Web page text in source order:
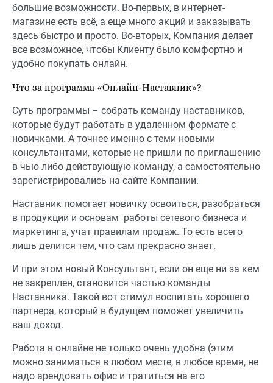
большие возможности. Во-первых, в интернет-
магазине есть всё, а еще много акций и заказывать
здесь быстро и просто. Во-вторых, Компания делает
все возможное, чтобы Клиенту было комфортно и
удобно покупать онлайн.
Что за программа «Онлайн-Наставник»?
Суть программы – собрать команду наставников,
которые будут работать в удаленном формате с
новичками. А точнее именно с теми новыми
консультантами, которые не пришли по приглашению
в чью-либо действующую команду, а самостоятельно
зарегистрировались на сайте Компании.
Наставник помогает новичку освоиться, разобраться
в продукции и основам работы сетевого бизнеса и
маркетинга, учат правилам продаж. То есть всего
лишь делится тем, что сам прекрасно знает.
И при этом новый Консультант, если он еще ни за кем
не закреплен, становится частью команды
Наставника. Такой вот стимул воспитать хорошего
партнера, который в будущем поможет увеличить
ваш доход.
Работа в онлайне не только очень удобна (этим
можно заниматься в любом месте, в любое время, не
надо арендовать офис и тратиться на его